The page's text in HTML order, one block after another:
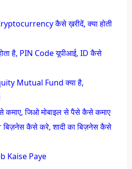
कैसे ख़रीदें, क्या होती
है, PIN Code यूपीआई, ID कैसे
Mutual Fund क्या है,
जिओ मोबाइल से पैसे कैसे कमाए
कैसे करे, शादी का बिज़नेस कैसे
Kaise Paye